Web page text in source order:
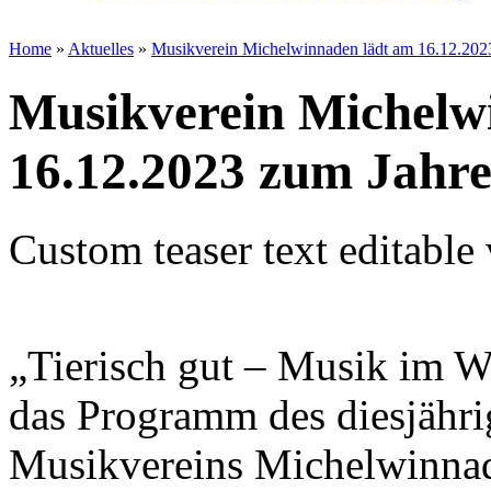
Home » Aktuelles » Musikverein Michelwinnaden lädt am
Musikverein
16.12.2023 zum
Custom teaser text
„Tierisch gut – Musik im
das Programm des
Musikvereins